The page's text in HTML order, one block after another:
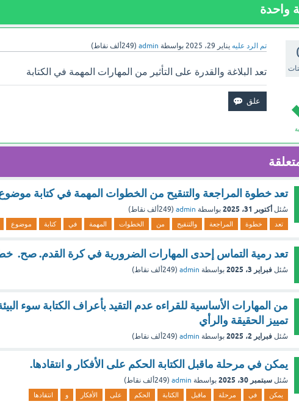
واحدة
تم الرد عليه يناير 29، 2025 بواسطة admin
(249ألف نقاط)
تعد البلاغة والقدرة على التأثير من المهارات المهمة في الكتابة
تعد خطوة المراجعة والتنقيح من الخطوات المهمة في كتابة
سُئل أكتوبر 31، 2025 بواسطة admin
(249ألف نقاط)
تعد خطوة المراجعة والتنقيح من الخطوات المهمة في كتابة موضوع
تعد رمية التماس إحدى المهارات الضرورية في كرة القدم. صح.
سُئل فبراير 3، 2025 بواسطة admin
(249ألف نقاط)
من المهارات الأساسية للقراءه عدم التقيد بأعراف الكتابة سوء
تمييز الحقيقة والرأي
سُئل فبراير 2، 2025 بواسطة admin
(249ألف نقاط)
يمكن في مرحلة ماقبل الكتابة الحكم على الأفكار و انتقادها.
سُئل سبتمبر 30، 2025 بواسطة admin
(249ألف نقاط)
يمكن في مرحلة ماقبل الكتابة الحكم على الأفكار و انتقادها